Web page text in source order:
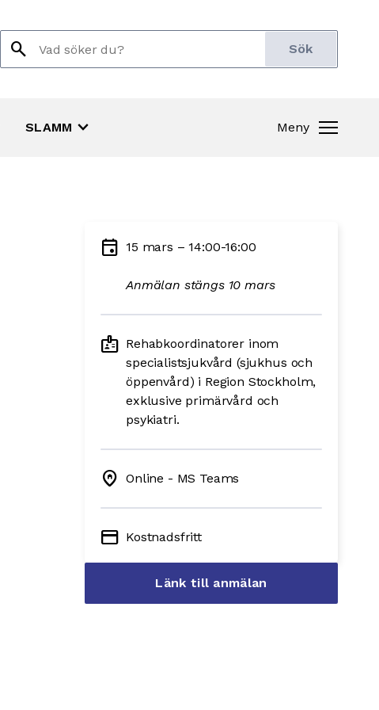
search
Sök
efter:
SLAMM keyboard_arrow_down Meny
event 15 mars – 14:00-16:00
Anmälan stängs 10 mars
badge Rehabkoordinatorer inom
specialistsjukvård (sjukhus och
öppenvård) i Region Stockholm,
exklusive primärvård och
psykiatri.
home_pin Online - MS Teams
credit_card Kostnadsfritt
Länk till anmälan